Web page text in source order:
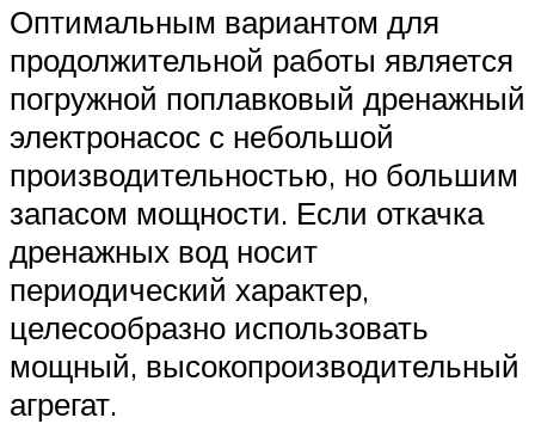
Оптимальным вариантом для
продолжительной работы является
погружной поплавковый дренажный
электронасос с небольшой
производительностью, но большим
запасом мощности. Если откачка
дренажных вод носит
периодический характер,
целесообразно использовать
мощный, высокопроизводительный
агрегат.